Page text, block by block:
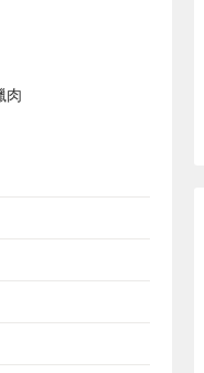
肉